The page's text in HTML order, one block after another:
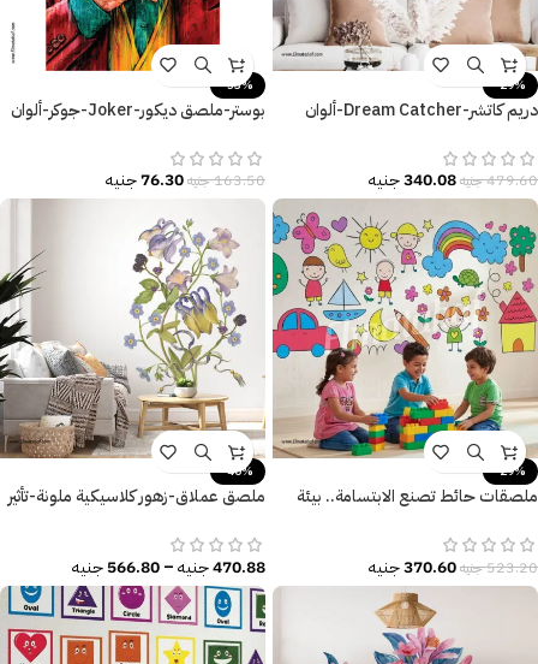
-29%
دريم كاتشر-Dream Catcher-ألوان
479.60جنيه340.08جنيه
-53%
بوستر-ملصق ديكور-Joker-جوكر-ألوان
163.50جنيه76.30جنيه
-29%
ملصقات حائط تصنع الابتسامة.. بيئة
523.20جنيه370.60جنيه
-40%
ملصق عملاق-زهور كلاسيكية ملونة-تأثير
470.88جنيه–
566.80جنيه